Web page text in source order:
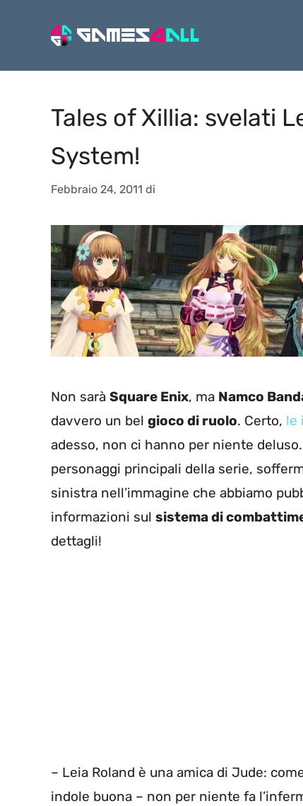
Tales of Xillia: svelati
System!
Febbraio 24, 2011 di
Non sarà Square Enix, ma Namco
davvero un bel gioco di ruolo. Certo, le
adesso, non ci hanno per niente
personaggi principali della serie,
sinistra nell’immagine che abbiamo
informazioni sul sistema di
dettagli!
– Leia Roland è una amica di Jude:
indole buona – non per niente fa